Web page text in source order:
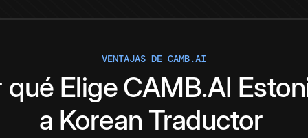
VENTAJAS DE CAMB.AI
qué EligeCAMB.AI
a Korean Traductor